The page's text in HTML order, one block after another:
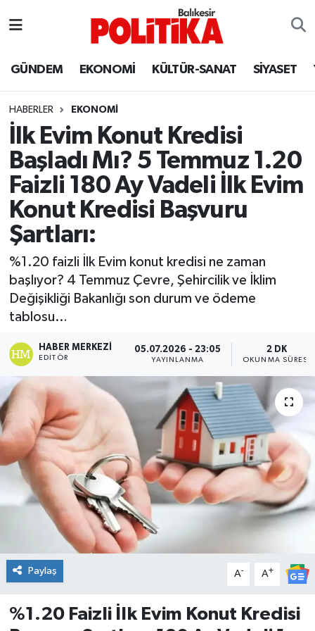
GÜNDEM EKONOMİ KÜLTÜR-SANAT SİYASET
HABERLER EKONOMİ
İlk Evim Konut Kredisi
Başladı Mı? 5 Temmuz 1.20
Faizli 180 Ay Vadeli İlk Evim
Konut Kredisi Başvuru
Şartları:
%1.20 faizli İlk Evim konut kredisi ne zaman
başlıyor? 4 Temmuz Çevre, Şehircilik ve İklim
Değişikliği Bakanlığı son durum ve ödeme
tablosu…
HABER MERKEZI
EDITÖR
05.07.2026 - 23:05
YAYINLANMA
2 DK
OKUNMA SÜRESI
Paylaş A- A+
%1.20 Faizli İlk Evim Konut Kredisi
Ayvalık
Balya
Bandırma
Bigadiç
BİYOGRAFİLER
Burhaniye
ÇEVRE
DÜNYA
Dursunbey
Edremit
EĞİTİM
EKONOMİ
Erdek
Gömeç
Balıkesir Hava Durumu
Balıkesir Namaz Vakitleri
Balıkesir Trafik Yoğunluk Haritası
Süper Lig Puan Durumu ve Fikstür
Tüm Manşetler
Son Dakika Haberleri
Haber Arşivi